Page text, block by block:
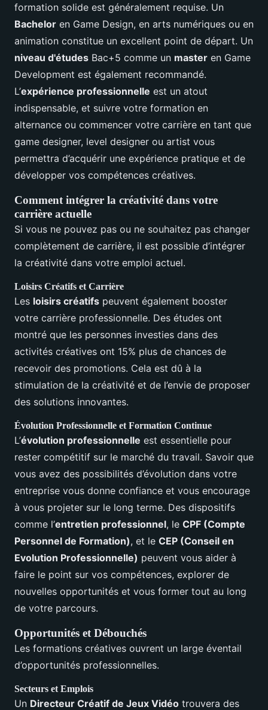
formation solide est généralement requise. Un
Bachelor en Game Design, en arts numériques ou en
animation constitue un excellent point de départ. Un
niveau d'études Bac+5 comme un master en Game
Development est également recommandé.
L’expérience professionnelle est un atout
indispensable, et suivre votre formation en
alternance ou commencer votre carrière en tant que
game designer, level designer ou artist vous
permettra d’acquérir une expérience pratique et de
développer vos compétences créatives.
Comment intégrer la créativité dans votre
carrière actuelle
Si vous ne pouvez pas ou ne souhaitez pas changer
complètement de carrière, il est possible d’intégrer
la créativité dans votre emploi actuel.
Loisirs Créatifs et Carrière
Les loisirs créatifs peuvent également booster
votre carrière professionnelle. Des études ont
montré que les personnes investies dans des
activités créatives ont 15% plus de chances de
recevoir des promotions. Cela est dû à la
stimulation de la créativité et de l’envie de proposer
des solutions innovantes.
Évolution Professionnelle et Formation Continue
L’évolution professionnelle est essentielle pour
rester compétitif sur le marché du travail. Savoir que
vous avez des possibilités d’évolution dans votre
entreprise vous donne confiance et vous encourage
à vous projeter sur le long terme. Des dispositifs
comme l’entretien professionnel, le CPF (Compte
Personnel de Formation), et le CEP (Conseil en
Evolution Professionnelle) peuvent vous aider à
faire le point sur vos compétences, explorer de
nouvelles opportunités et vous former tout au long
de votre parcours.
Opportunités et Débouchés
Les formations créatives ouvrent un large éventail
d’opportunités professionnelles.
Secteurs et Emplois
Un Directeur Créatif de Jeux Vidéo trouvera des